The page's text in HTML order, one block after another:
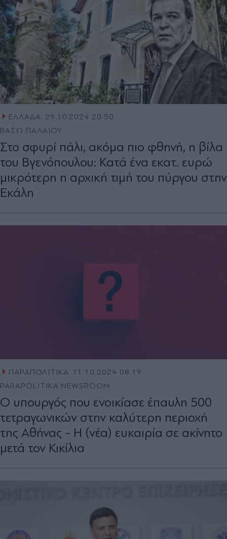
ΕΛΛΑΔΑ 29.10.2024 20:50
ΒΑΣΩ ΠΑΛΑΙΟΥ
Στο σφυρί πάλι, ακόμα πιο φθηνή, η βίλα
του Βγενόπουλου: Κατά ένα εκατ. ευρώ
μικρότερη η αρχική τιμή του πύργου στην
Εκάλη
ΠΑΡΑΠΟΛΙΤΙΚΑ 11.10.2024 08:19
PARAPOLITIKA NEWSROOM
Ο υπουργός που ενοικίασε έπαυλη 500
τετραγωνικών στην καλύτερη περιοχή
της Αθήνας - Η (νέα) ευκαιρία σε ακίνητο
μετά τον Κικίλια